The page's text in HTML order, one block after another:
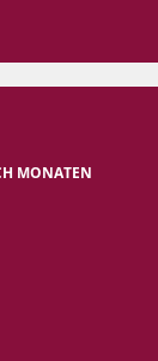
MONATEN